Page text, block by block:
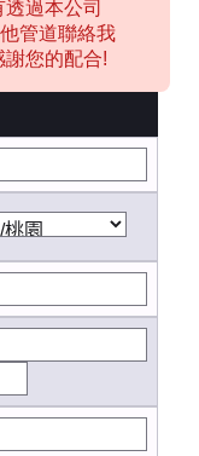
過本公司
管道聯絡我
您的配合!